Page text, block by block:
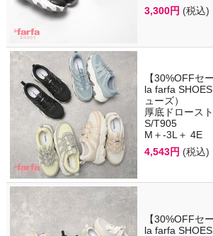
3,300円 (税込)
【30%OFFセ
la farfa
ューズ）
厚底ドロース
S/T905
M＋-3L＋ 4E
4,543円 (税込)
【30%OFFセ
la farfa